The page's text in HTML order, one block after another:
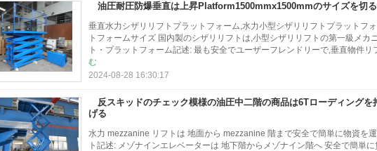
油圧耐圧防爆垂直は上昇Platform1500mmx1500mmのサイズを切る
垂直水力シザリリフトプラットフォーム,水力小型シザリリフトプラットフ
トフォームサイズ 国内製のシザリリフトは,小型シザリリフトの第一級メカ
ト・プラットフォーム記述: 最も安全でユーザーフレンドリーで,垂直物件リ
む
2024-08-28 16:30:17
反スキッドのチェック模様の油圧中二階の商品は6Tローディングを
げる
水力 mezzanine リフトは 地面から mezzanine 階まで安全で簡単に物資を
ト記述: メゾナインエレベーターは 地下階からメゾナイン階へ 安全で簡単